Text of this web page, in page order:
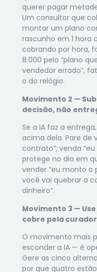
querer pagar
Um consultor que
montar um plano
rascunho em 1 hora
cobrando por hora,
8.000 pelo “plano
vendedor errado”,
o do relógio.
Movimento 2 —
decisão, não
Se a IA faz a
acima dela. Pare de
contrato”; venda
protege no dia em
vender “eu monto o
você vai quebrar a
dinheiro”.
Movimento 3 —
cobre pela
O movimento mais
esconder a IA — é
Gere as cinco
por que quatro